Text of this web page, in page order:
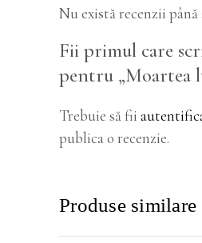
Nu există recenzii până
Fii primul care
pentru „Moartea
Trebuie să fii
publica o recenzie.
Produse similare